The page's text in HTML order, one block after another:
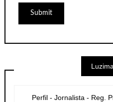
Perfil - Jornalista - Reg.